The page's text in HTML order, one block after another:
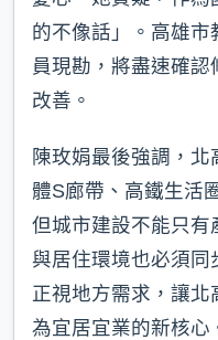
的不像話」。高雄
員現勘，將盡速確
改善。
陳玫娟最後強調，
體S廊帶、高鐵生活
但城市建設不能只有
與居住環境也必須同
正視地方需求，讓
為宜居宜業的新核心